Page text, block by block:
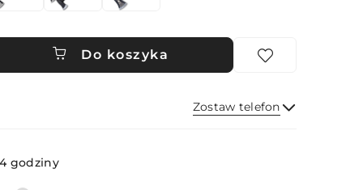
Do koszyka
Zostaw telefon
godziny